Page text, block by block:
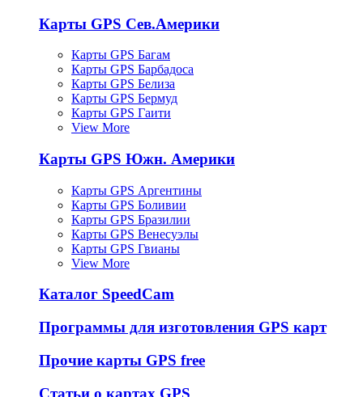
Карты GPS Сев.Америки
Карты GPS Багам
Карты GPS Барбадоса
Карты GPS Белиза
Карты GPS Бермуд
Карты GPS Гаити
View More
Карты GPS Южн. Америки
Карты GPS Аргентины
Карты GPS Боливии
Карты GPS Бразилии
Карты GPS Венесуэлы
Карты GPS Гвианы
View More
Каталог SpeedCam
Программы для изготовления GPS карт
Прочие карты GPS free
Статьи о картах GPS